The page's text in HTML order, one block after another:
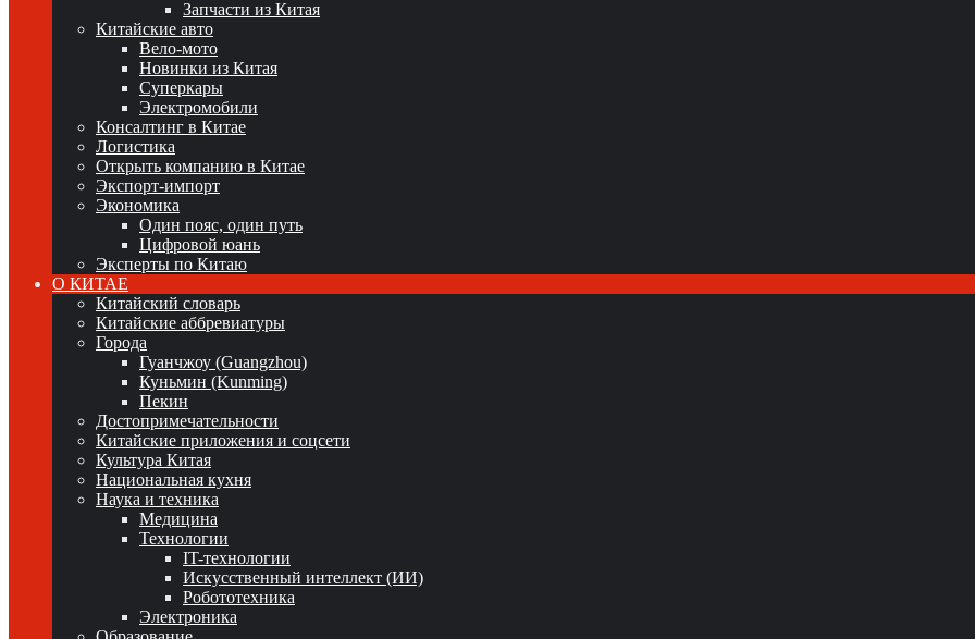
Запчасти из Китая
Китайские авто
Вело-мото
Новинки из Китая
Суперкары
Электромобили
Консалтинг в Китае
Логистика
Открыть компанию в Китае
Экспорт-импорт
Экономика
Один пояс, один путь
Цифровой юань
Эксперты по Китаю
О КИТАЕ
Китайский словарь
Китайские аббревиатуры
Города
Гуанчжоу (Guangzhou)
Куньмин (Kunming)
Пекин
Достопримечательности
Китайские приложения и соцсети
Культура Китая
Национальная кухня
Наука и техника
Медицина
Технологии
IT-технологии
Искусственный интеллект (ИИ)
Робототехника
Электроника